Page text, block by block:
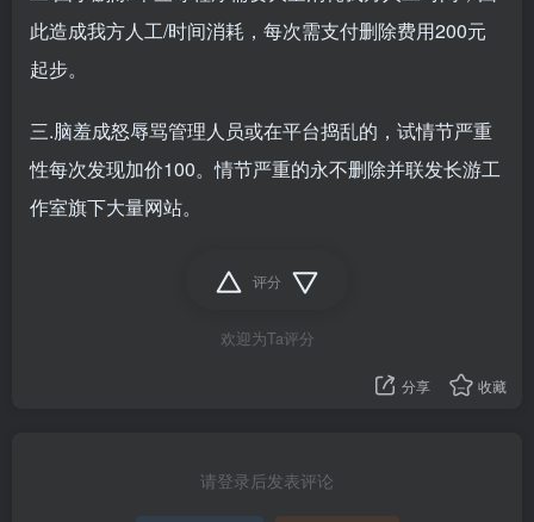
此造成我方人工/时间消耗，每次需支付删除费用200元
起步。
三.脑羞成怒辱骂管理人员或在平台捣乱的，试情节严重
性每次发现加价100。情节严重的永不删除并联发长游工
作室旗下大量网站。
评分
欢迎为Ta评分
分享 收藏
请登录后发表评论